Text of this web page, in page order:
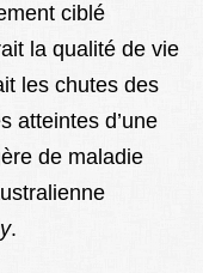
ciblé
la qualité de vie
les chutes des
atteintes d’une
de maladie
.